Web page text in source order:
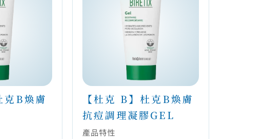
克B煥膚
觀看更多
【杜克 B】杜克B煥膚
抗痘調理凝膠GEL
產品特性